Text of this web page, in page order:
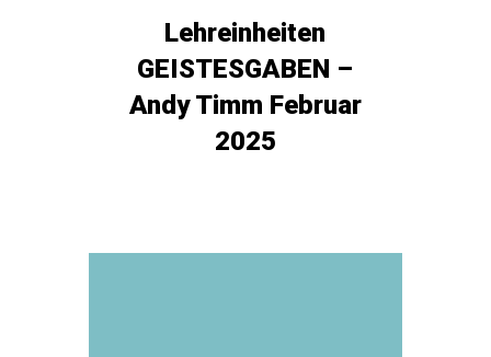
Lehreinheiten
GEISTESGABEN –
Andy Timm Februar
2025